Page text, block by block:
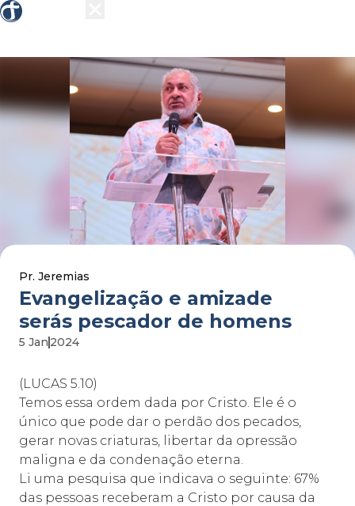
Pr. Jeremias
evangelização e amizade 
serás pescador de homens
5 Jan 2024
(LUCAS 5.10)
Temos essa ordem dada por Cristo. Ele é o
único que pode dar o perdão dos pecados,
gerar novas criaturas, libertar da opressão
maligna e da condenação eterna.
Li uma pesquisa que indicava o seguinte: 67%
das pessoas receberam a Cristo por causa da